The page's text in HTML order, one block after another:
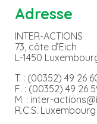
Adresse
INTER-ACTIONS
73, côte d’Eich
L-1450
T. : (00352) 49 26
F. : (00352) 49 26
M. : inter-
R.C.S.